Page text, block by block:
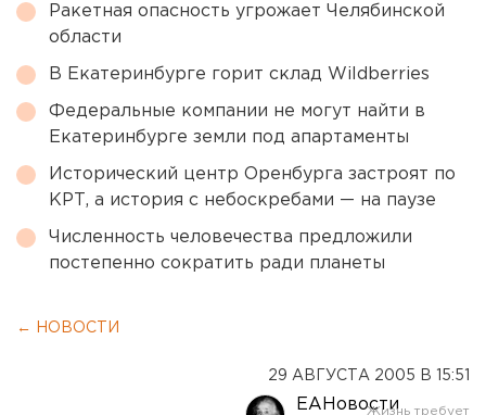
Ракетная опасность угрожает Челябинской
области
В Екатеринбурге горит склад Wildberries
Федеральные компании не могут найти в
Екатеринбурге земли под апартаменты
Исторический центр Оренбурга застроят по
КРТ, а история с небоскребами — на паузе
Численность человечества предложили
постепенно сократить ради планеты
← НОВОСТИ
29 АВГУСТА 2005 В 15:51
ЕАНовости